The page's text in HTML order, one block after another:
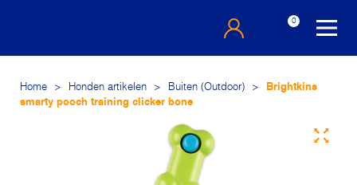
0
Home > Honden artikelen > Buiten (Outdoor) >
Brightkins
smarty pooch training clicker bone